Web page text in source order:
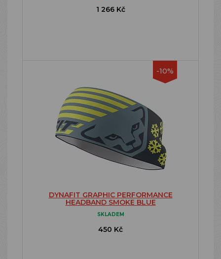
1 266 Kč
-10%
DYNAFIT GRAPHIC PERFORMANCE
HEADBAND SMOKE BLUE
SKLADEM
450 Kč